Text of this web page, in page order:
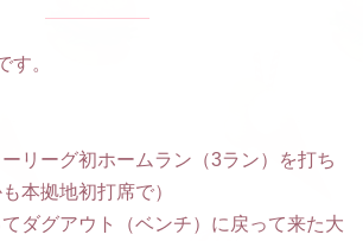
す。
リーグ初ホームラン（3ラン）を打ち
本拠地初打席で）
ダグアウト（ベンチ）に戻って来た大